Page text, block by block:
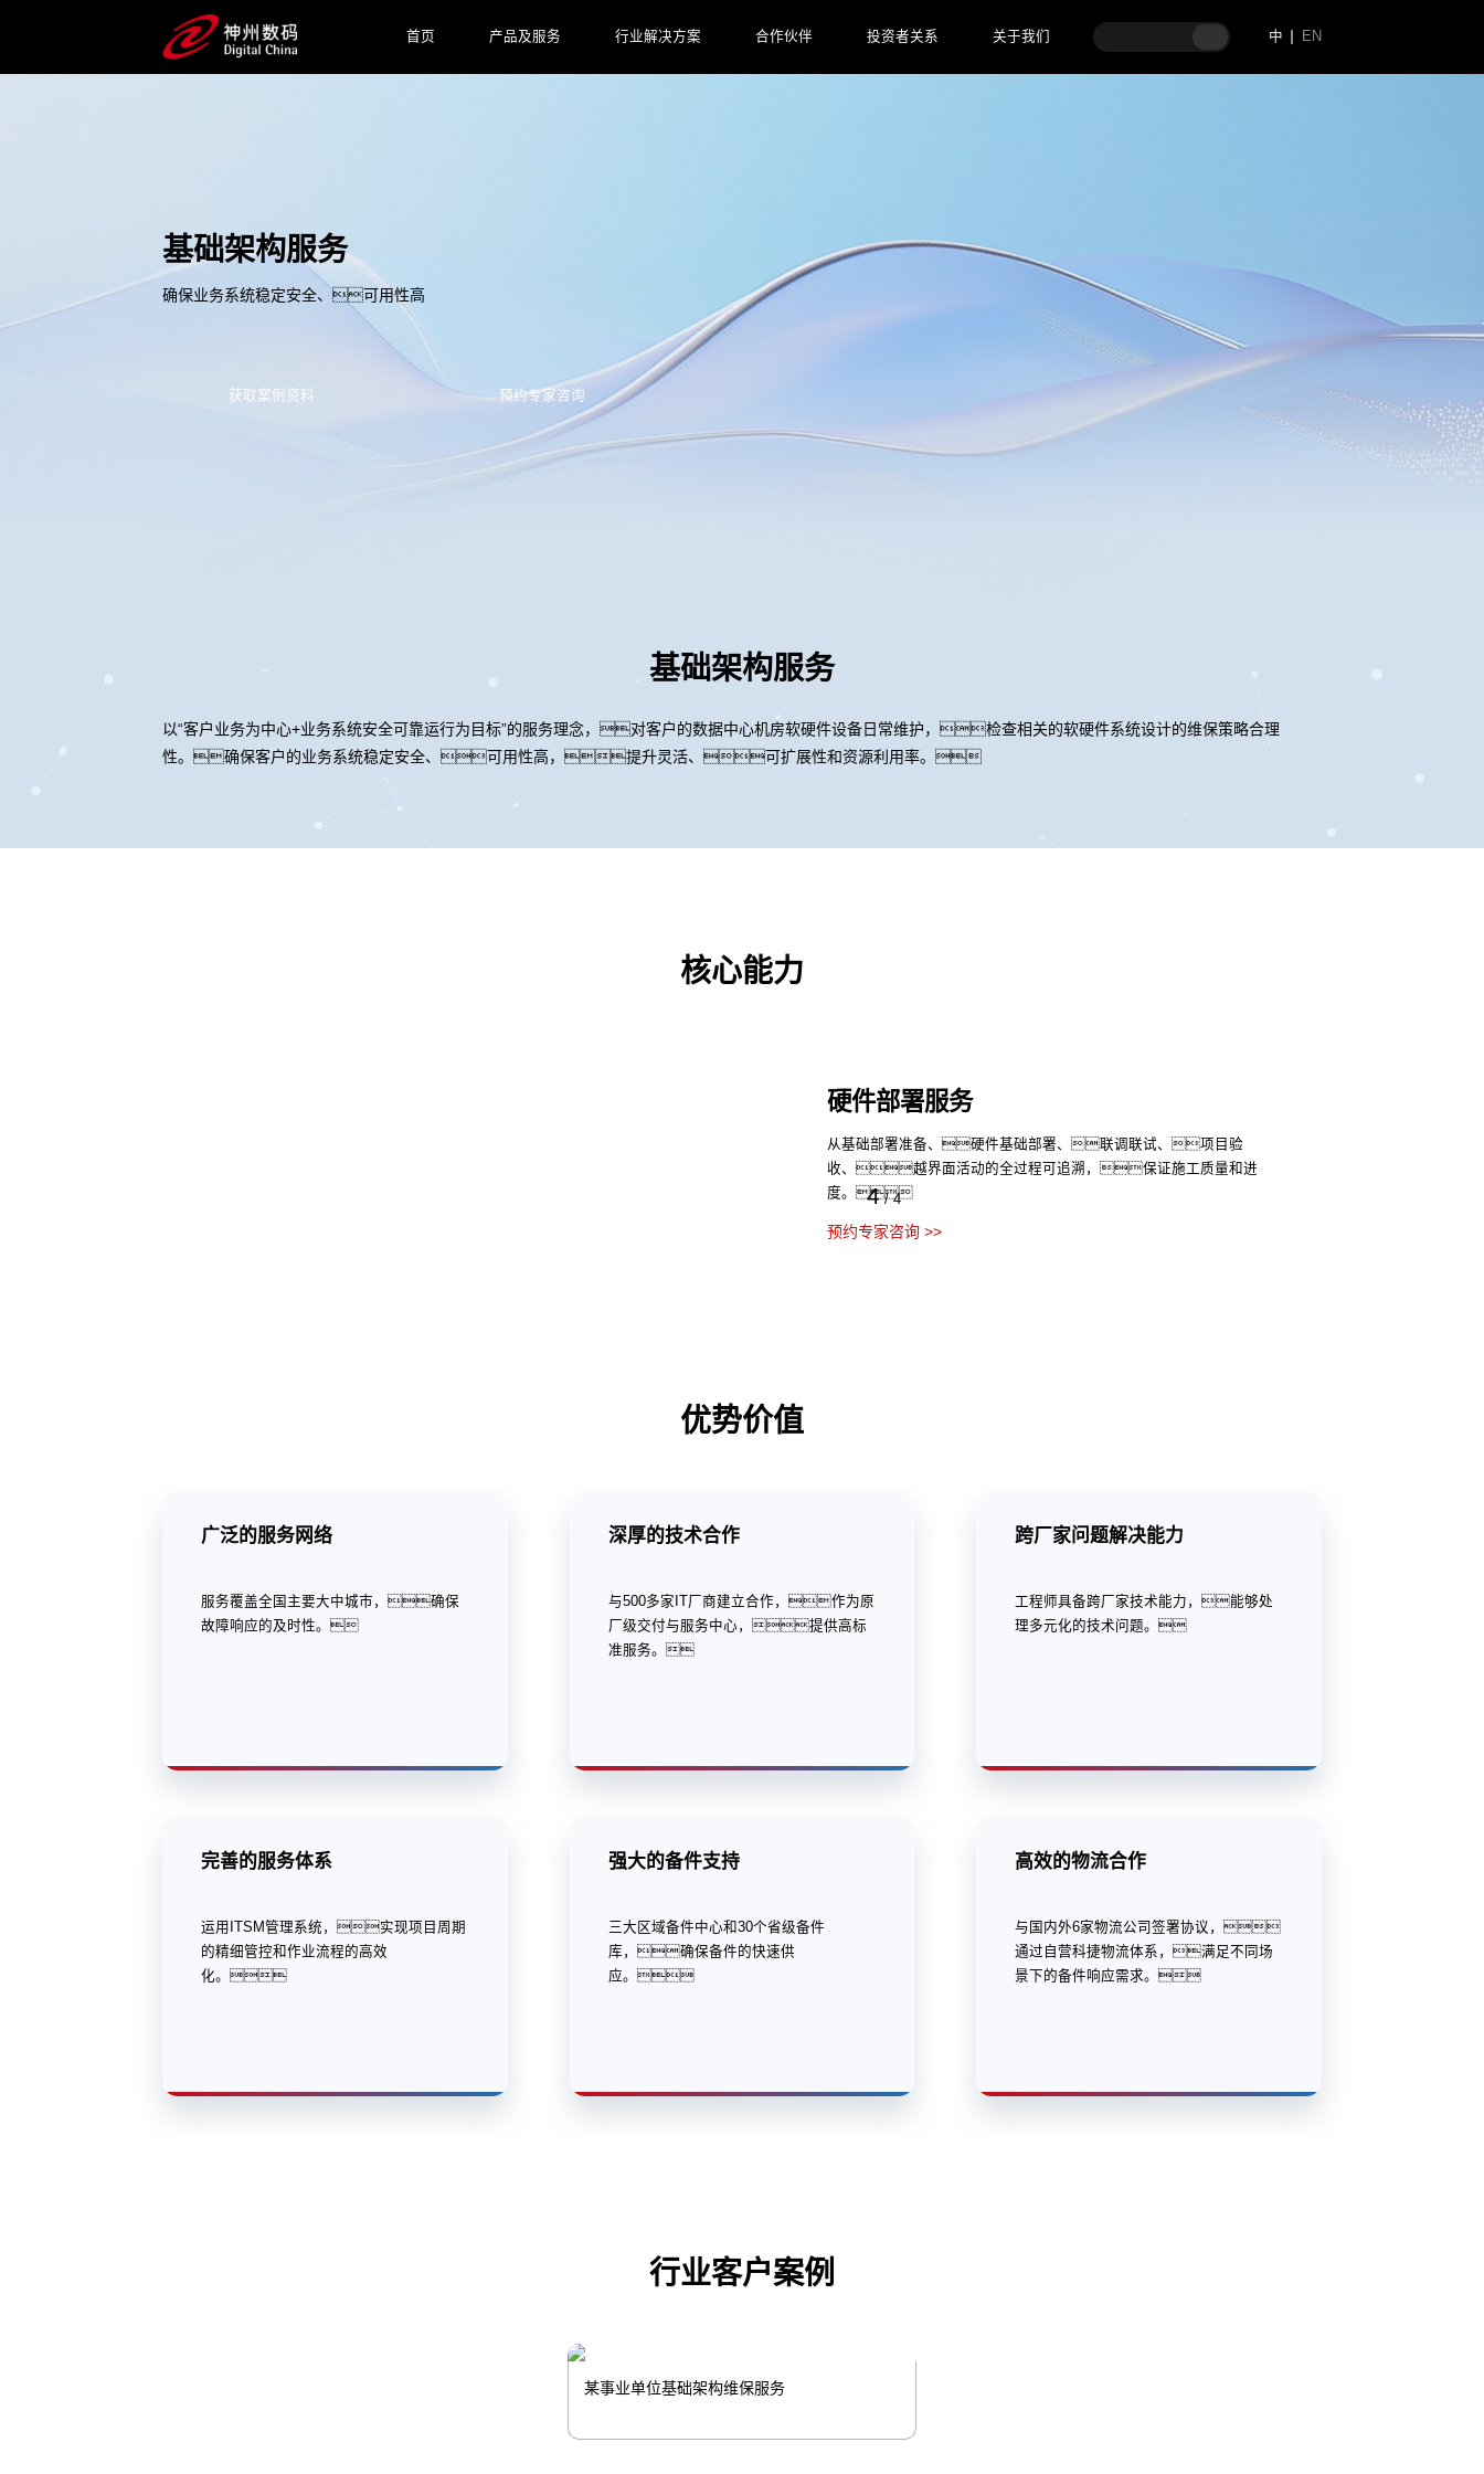
首页 产品及服务 行业解决方案 合作伙伴 投资者关系 关于我们 中 EN
基础架构服务
确保业务系统稳定安全、可用性高
获取案例资料 预约专家咨询
基础架构服务
以“客户业务为中心+业务系统安全可靠运行为目标”的服务理念，对客户的数据中心机房软硬件设备日常维护，检查相关的软硬件系统设计的维保策略合理
性。确保客户的业务系统稳定安全、可用性高，提升灵活、可扩展性和资源利用率。
核心能力
4/4
硬件部署服务
从基础部署准备、硬件基础部署、联调联试、项目验
收、越界面活动的全过程可追溯，保证施工质量和进
度。
预约专家咨询 >>
优势价值
广泛的服务网络
服务覆盖全国主要大中城市，确保
故障响应的及时性。
深厚的技术合作
与500多家IT厂商建立合作，作为原
厂级交付与服务中心，提供高标
准服务。
跨厂家问题解决能力
工程师具备跨厂家技术能力，能够处
理多元化的技术问题。
完善的服务体系
运用ITSM管理系统，实现项目周期
的精细管控和作业流程的高效
化。
强大的备件支持
三大区域备件中心和30个省级备件
库，确保备件的快速供
应。
高效的物流合作
与国内外6家物流公司签署协议，
通过自营科捷物流体系，满足不同场
景下的备件响应需求。
行业客户案例
某事业单位基础架构维保服务